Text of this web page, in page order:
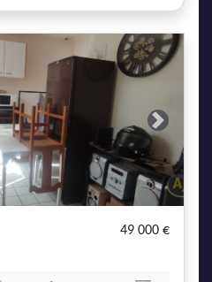
Next
49 000 €